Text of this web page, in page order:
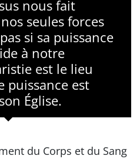
nous fait
seules forces
si sa puissance
à notre
est le lieu
puissance est
Église.
du Corps et du Sang